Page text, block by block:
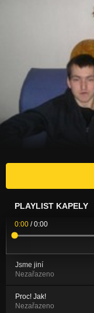
PLAYLIST KAPELY
0:00 /0:00
Jsme jiní
Nezařazeno
Proc! Jak!
Nezařazeno